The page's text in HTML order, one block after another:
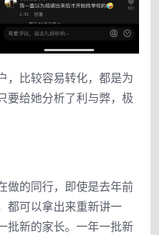
，比较容易转化，都是为
要给她分析了利与弊，极
做的同行，即使是去年前
都可以拿出来重新讲一
批新的家长。一年一批新